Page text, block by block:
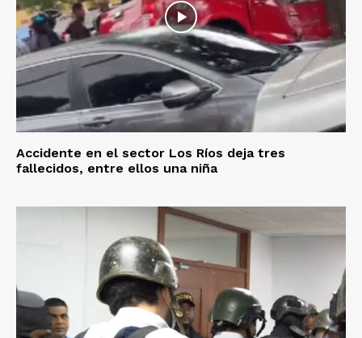
Accidente en el sector Los Ríos deja tres
fallecidos, entre ellos una niña